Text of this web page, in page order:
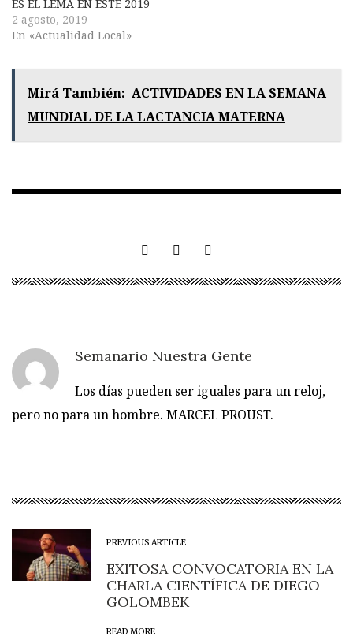
ES EL LEMA EN ESTE 2019
2 agosto, 2019
En «Actualidad Local»
Mirá También: ACTIVIDADES EN LA SEMANA
MUNDIAL DE LA LACTANCIA MATERNA
Semanario Nuestra Gente
Los días pueden ser iguales para un reloj,
pero no para un hombre. MARCEL PROUST.
PREVIOUS ARTICLE
EXITOSA CONVOCATORIA EN LA
CHARLA CIENTÍFICA DE DIEGO
GOLOMBEK
READ MORE